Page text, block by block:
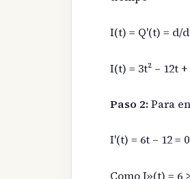
I(t) = Q'(t) = d/
I(t) = 3t² – 12t +
Paso 2:Para
I'(t) = 6t – 12 =
Como I»(t) = 6